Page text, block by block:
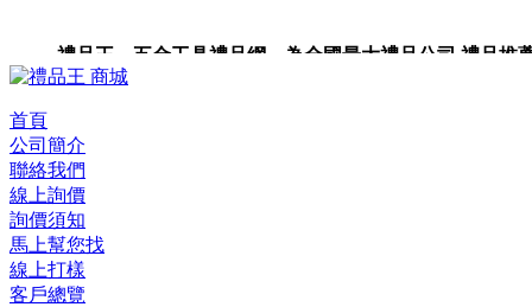
禮品王 五金工具禮品網 為全國最大禮品公司,禮品推
禮品卡,企業禮品,禮品小物,高級禮品,禮品網站。
首頁
公司簡介
聯絡我們
線上詢價
詢價須知
馬上幫您找
線上打樣
客戶總覽